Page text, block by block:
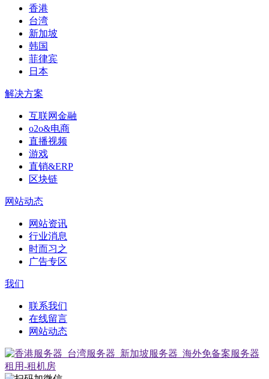
香港
台湾
新加坡
韩国
菲律宾
日本
解决方案
互联网金融
o2o&电商
直播视频
游戏
直销&ERP
区块链
网站动态
网站资讯
行业消息
时而习之
广告专区
我们
联系我们
在线留言
网站动态